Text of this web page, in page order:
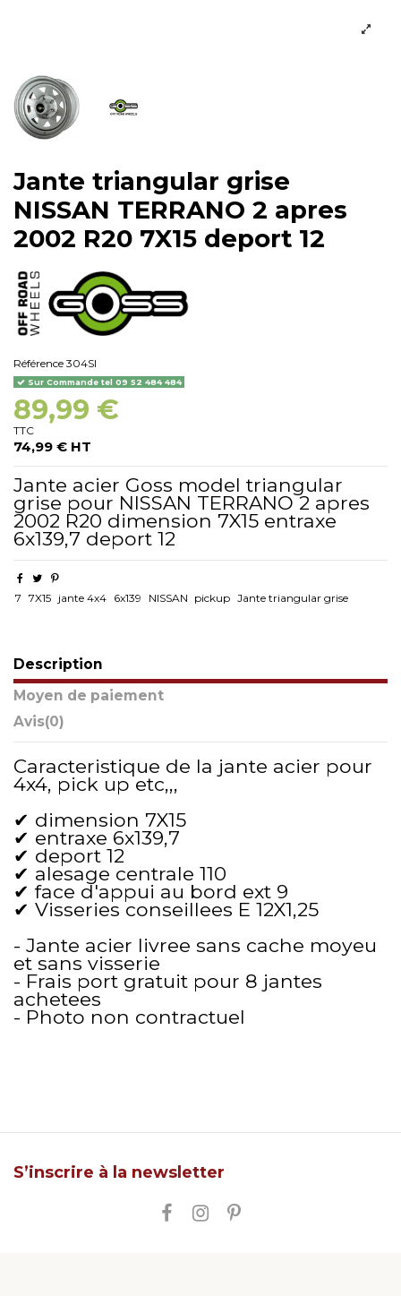
Jante triangular grise
NISSAN TERRANO 2 apres
2002 R20 7X15 deport 12
Référence 304SI
Sur Commande tel 09 52 484 484
89,99 €
TTC
74,99 € HT
Jante acier Goss model triangular
grise pour NISSAN TERRANO 2 apres
2002 R20 dimension 7X15 entraxe
6x139,7 deport 12
7 7X15 jante 4x4 6x139 NISSAN pickup Jante triangular grise
Description
Moyen de paiement
Avis(0)
Caracteristique de la jante acier pour
4x4, pick up etc,,,
✔ dimension 7X15
✔ entraxe 6x139,7
✔ deport 12
✔ alesage centrale 110
✔ face d'appui au bord ext 9
✔ Visseries conseillees E 12X1,25
- Jante acier livree sans cache moyeu
et sans visserie
- Frais port gratuit pour 8 jantes
achetees
- Photo non contractuel
S’inscrire à la newsletter